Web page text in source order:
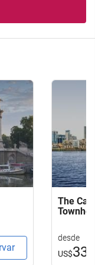
The
desde
US$332